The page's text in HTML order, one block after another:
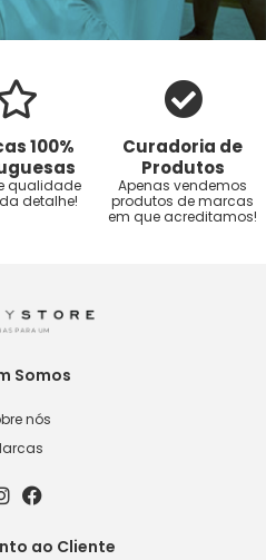
100%
qualidade
detalhe!
Curadoria de
Produtos
Apenas vendemos
produtos de marcas
em que acreditamos!
Somos
nós
ao Cliente